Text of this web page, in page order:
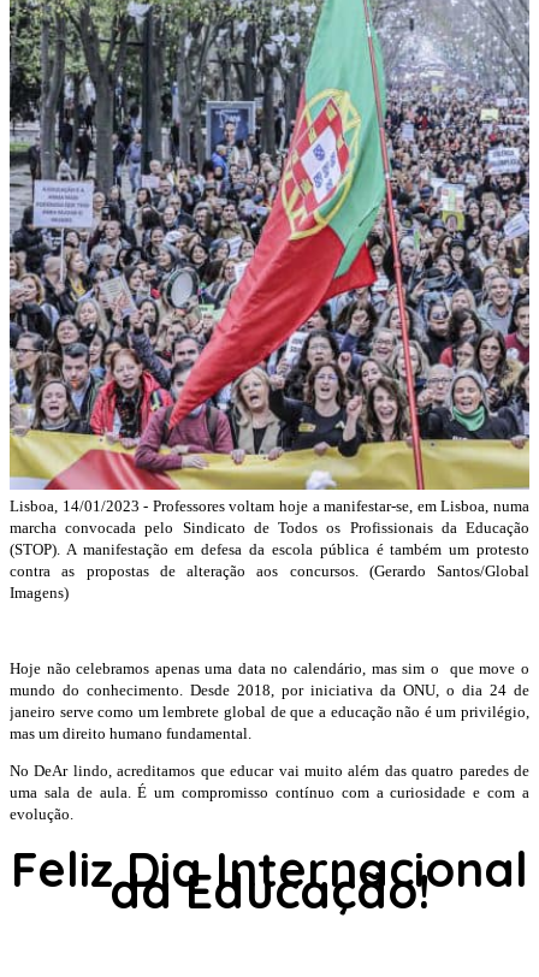
Lisboa, 14/01/2023 - Professores voltam hoje a manifestar-se, em Lisboa, numa
marcha convocada pelo Sindicato de Todos os Profissionais da Educação
(STOP). A manifestação em defesa da escola pública é também um protesto
contra as propostas de alteração aos concursos. (Gerardo Santos/Global
Imagens)
Hoje não celebramos apenas uma data no calendário, mas sim o que move o
mundo do conhecimento. Desde 2018, por iniciativa da ONU, o dia 24 de
janeiro serve como um lembrete global de que a educação não é um privilégio,
mas um direito humano fundamental.
No DeAr lindo, acreditamos que educar vai muito além das quatro paredes de
uma sala de aula. É um compromisso contínuo com a curiosidade e com a
evolução.
Feliz Dia Internacional
da Educação!